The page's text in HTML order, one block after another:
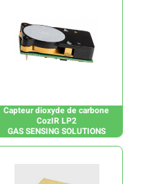
Capteur dioxyde de carbone
CozIR LP2
GAS SENSING SOLUTIONS